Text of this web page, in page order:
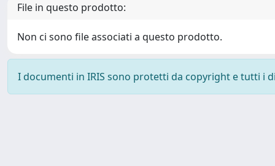
File in questo prodotto:
Non ci sono file associati a questo prodotto.
I documenti in IRIS sono protetti da copyright e tutti i